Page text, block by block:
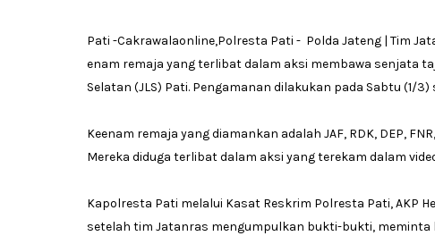
Pati -Cakrawalaonline,Polresta Pati - Polda Jateng | Tim
enam remaja yang terlibat dalam aksi membawa senjata
Selatan (JLS) Pati. Pengamanan dilakukan pada Sabtu (1/3)
Keenam remaja yang diamankan adalah JAF, RDK, DEP,
Mereka diduga terlibat dalam aksi yang terekam dalam
Kapolresta Pati melalui Kasat Reskrim Polresta Pati, AKP
setelah tim Jatanras mengumpulkan bukti-bukti,